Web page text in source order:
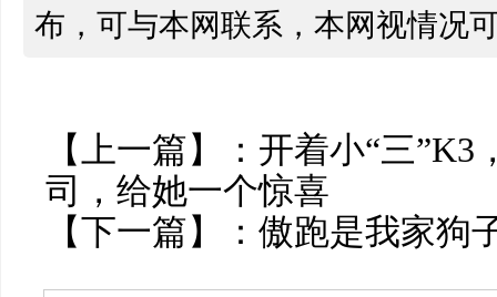
布，可与本网联系，本网视情况
【上一篇】： 开着小“三”K3
司，给她一个惊喜
【下一篇】： 傲跑是我家狗